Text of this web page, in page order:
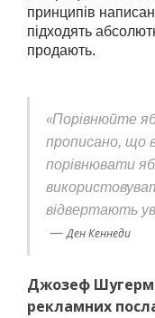
принципів
підходять
продають.
«Порівнюйте
прописано, що
порівнювати
відвертають
—Ден Кеннеди
Джозеф
рекламних